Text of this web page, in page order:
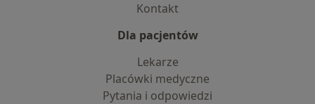
Kontakt
Dla pacjentów
Lekarze
Placówki medyczne
Pytania i odpowiedzi